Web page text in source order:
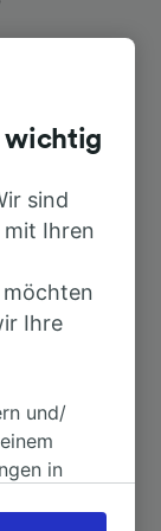
1h 15min
5h 12min
42min
6h 31min
wichtig
sind
mit Ihren
Ihre
und/
in